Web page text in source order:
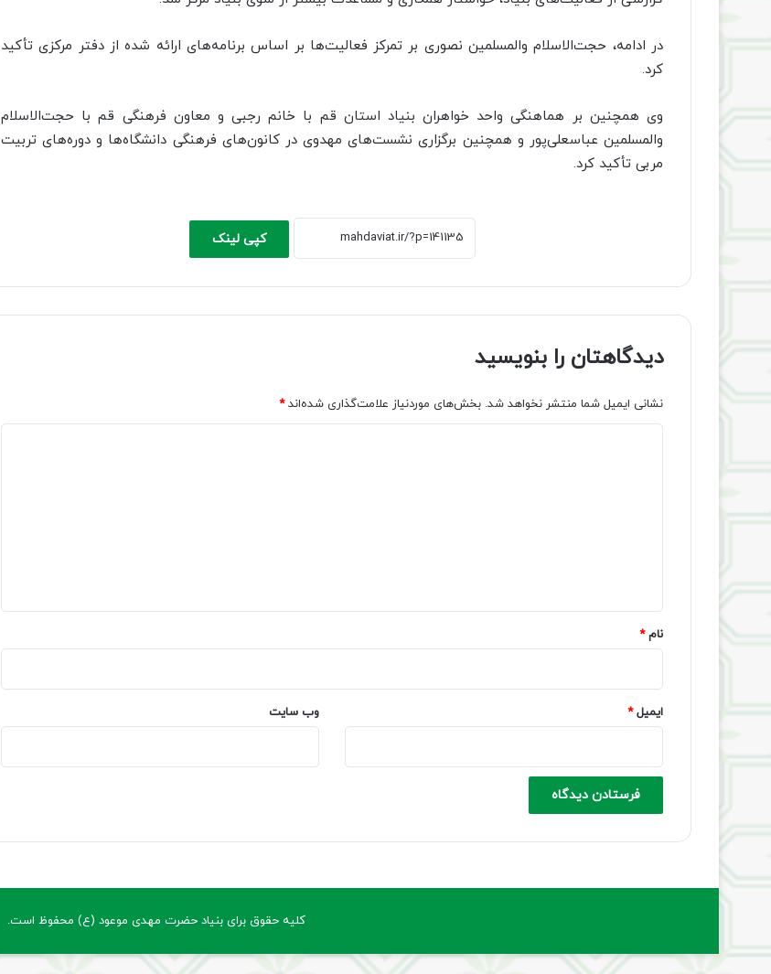
در ادامه، حجت‌الاسلام والمسلمین نصوری بر تمرکز فعالیت‌ها بر اساس برنامه‌های ارائه شده از دفتر مرکزی تأکید
کرد.
وی همچنین بر هماهنگی واحد خواهران بنیاد استان قم با خانم رجبی و معاون فرهنگی قم با حجت‌الاسلام
والمسلمین عباسعلی‌پور و همچنین برگزاری نشست‌های مهدوی در کانون‌های فرهنگی دانشگاه‌ها و دوره‌های تربیت
مربی تأکید کرد.
کپی لینک
دیدگاهتان را بنویسید
نشانی ایمیل شما منتشر نخواهد شد. بخش‌های موردنیاز علامت‌گذاری شده‌اند*
نام*
ایمیل* وب‌ سایت
کلیه حقوق برای بنیاد حضرت مهدی موعود (ع) محفوظ است.